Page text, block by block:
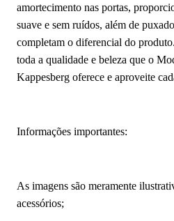
amortecimento nas portas,
suave e sem ruídos, além de
completam o diferencial do
toda a qualidade e beleza que o
Kappesberg oferece e aproveite
Informações importantes:
As imagens são meramente
acessórios;